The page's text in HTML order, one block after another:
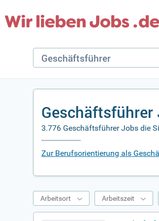
3.776 Geschäftsführer Jobs die
Zur Berufsorientierung als
Arbeitsort Arbeitszeit